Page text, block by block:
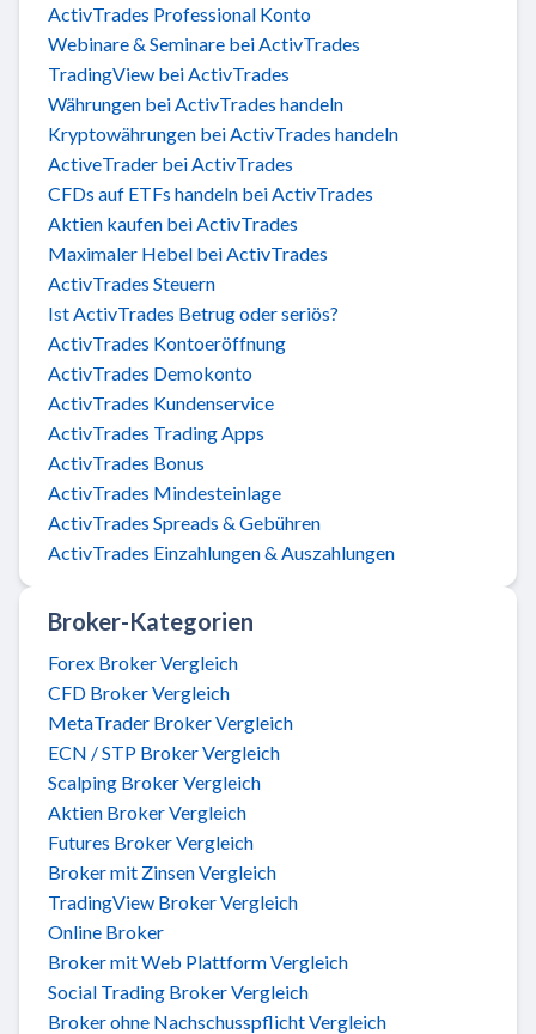
ActivTrades Professional Konto
Webinare & Seminare bei ActivTrades
TradingView bei ActivTrades
Währungen bei ActivTrades handeln
Kryptowährungen bei ActivTrades handeln
ActiveTrader bei ActivTrades
CFDs auf ETFs handeln bei ActivTrades
Aktien kaufen bei ActivTrades
Maximaler Hebel bei ActivTrades
ActivTrades Steuern
Ist ActivTrades Betrug oder seriös?
ActivTrades Kontoeröffnung
ActivTrades Demokonto
ActivTrades Kundenservice
ActivTrades Trading Apps
ActivTrades Bonus
ActivTrades Mindesteinlage
ActivTrades Spreads & Gebühren
ActivTrades Einzahlungen & Auszahlungen
Broker-Kategorien
Forex Broker Vergleich
CFD Broker Vergleich
MetaTrader Broker Vergleich
ECN / STP Broker Vergleich
Scalping Broker Vergleich
Aktien Broker Vergleich
Futures Broker Vergleich
Broker mit Zinsen Vergleich
TradingView Broker Vergleich
Online Broker
Broker mit Web Plattform Vergleich
Social Trading Broker Vergleich
Broker ohne Nachschusspflicht Vergleich